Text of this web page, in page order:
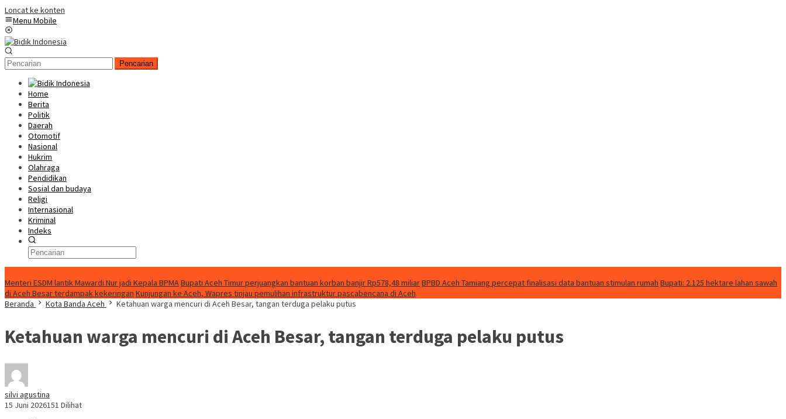
Loncat ke konten
Menu Mobile
Pencarian
Home
Berita
Politik
Daerah
Otomotif
Nasional
Hukrim
Olahraga
Pendidikan
Sosial dan budaya
Religi
Internasional
Kriminal
Indeks
Menteri ESDM lantik Mawardi Nur jadi Kepala BPMABupati Aceh Timur perjuangkan bantuan korban banjir Rp578,48 miliarBPBD Aceh Tamiang percepat finalisasi data bantuan stimulan rumah Bupati: 2.125 hektare lahan sawah
di Aceh Besar terdampak kekeringan Kunjungan ke Aceh, Wapres tinjau pemulihan infrastruktur pascabencana di Aceh
Beranda
Kota Banda Aceh Ketahuan warga mencuri di Aceh Besar, tangan terduga pelaku putus
Ketahuan warga mencuri di Aceh Besar, tangan terduga pelaku putus
silvi agustina
15 Juni 2026151 Dilihat